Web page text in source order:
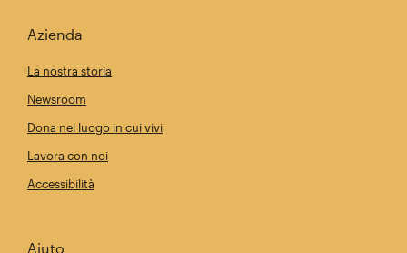
Azienda
La nostra storia
Newsroom
Dona nel luogo in cui vivi
Lavora con noi
Accessibilità
Aiuto